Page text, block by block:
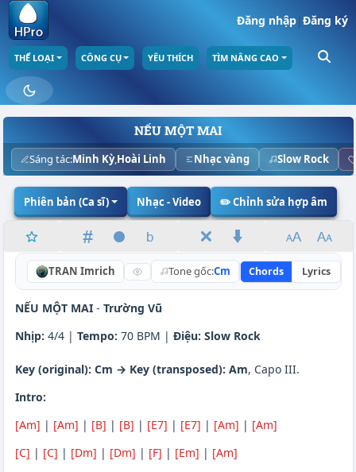
Đăng nhập|Đăng ký
THỂ LOẠI CÔNG CỤ YÊU THÍCH TÌM NÂNG CAO
NẾU MỘT MAI
Sáng tác:Minh Kỳ,Hoài Linh Nhạc vàng Slow Rock
Phiên bản (Ca sĩ) Nhạc - Video ✏️ Chỉnh sửa hợp âm
TRAN Imrich Tone gốc:Cm Chords Lyrics
NẾU MỘT MAI- Trường Vũ
Nhịp: 4/4 | Tempo: 70 BPM | Điệu: Slow Rock
Key (original): Cm → Key (transposed): Am, Capo III.
Intro:
[Am] | [Am] | [B] | [B] | [E7] | [E7] | [Am] | [Am]
[C] | [C] | [Dm] | [Dm] | [F] | [Em] | [Am]